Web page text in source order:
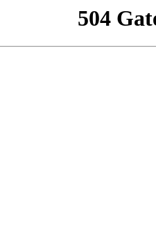
504